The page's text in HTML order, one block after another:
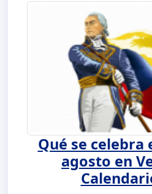
Qué se celebra
agosto en